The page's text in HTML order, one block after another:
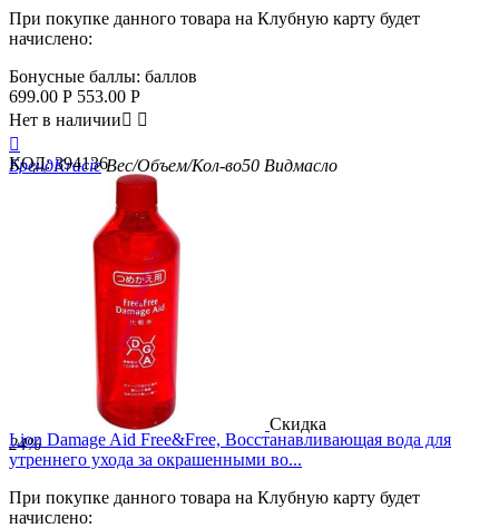
При покупке данного товара на Клубную карту будет
начислено:
Бонусные баллы: баллов
699.00 Р 553.00 Р
Нет в наличии 

БрендKracie Вес/Объем/Кол-во50 Видмасло
КОД: 394136
Скидка
24%
Lion Damage Aid Free&Free, Восстанавливающая вода для
утреннего ухода за окрашенными во...
При покупке данного товара на Клубную карту будет
начислено: